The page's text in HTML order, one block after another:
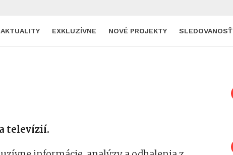
AKTUALITY EXKLUZÍVNE NOVÉ PROJEKTY SLEDOVANOSŤ
televízií.